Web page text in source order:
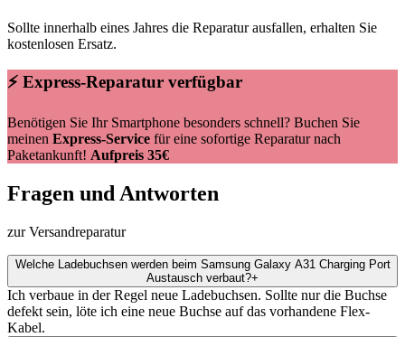
Sollte innerhalb eines Jahres die Reparatur ausfallen, erhalten Sie
kostenlosen Ersatz.
⚡ Express-Reparatur verfügbar
Benötigen Sie Ihr Smartphone besonders schnell? Buchen Sie
meinen Express-Service für eine sofortige Reparatur nach
Paketankunft! Aufpreis 35€
Fragen und Antworten
zur Versandreparatur
Welche Ladebuchsen werden beim Samsung Galaxy A31 Charging Port
Austausch verbaut?+
Ich verbaue in der Regel neue Ladebuchsen. Sollte nur die Buchse
defekt sein, löte ich eine neue Buchse auf das vorhandene Flex-
Kabel.